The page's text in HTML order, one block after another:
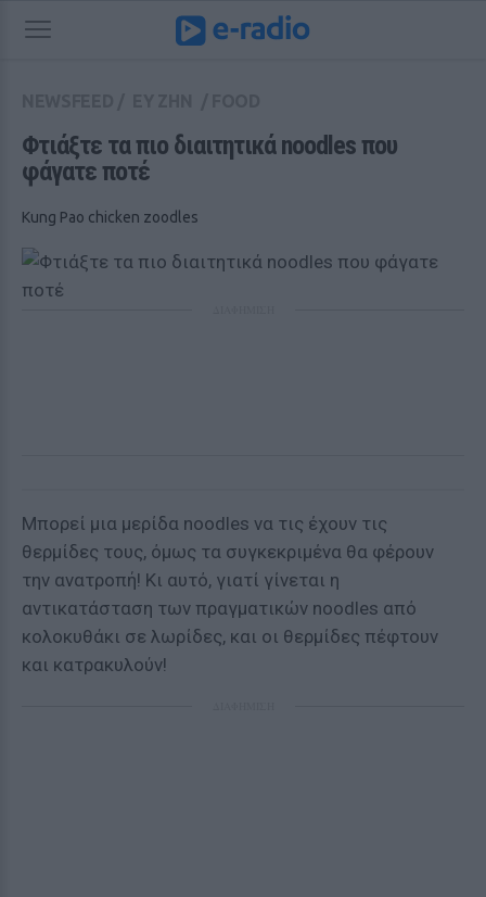
Φτιάξτε τα πιο διαιτητικά noodles που
φάγατε ποτέ
Kung Pao chicken zoodles
Μπορεί μια μερίδα noodles να τις έχουν τις
θερμίδες τους, όμως τα συγκεκριμένα θα φέρουν
την ανατροπή! Κι αυτό, γιατί γίνεται η
αντικατάσταση των πραγματικών noodles από
κολοκυθάκι σε λωρίδες, και οι θερμίδες πέφτουν
και κατρακυλούν!